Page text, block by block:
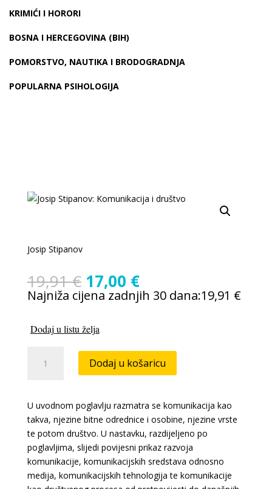
KRIMIĆI I HORORI
BOSNA I HERCEGOVINA (BIH)
POMORSTVO, NAUTIKA I BRODOGRADNJA
POPULARNA PSIHOLOGIJA
-15 %
Josip Stipanov
19,91€ Izvorna
cijena
je:
19,91 €.
17,00 €Trenutna
cijena
Najniža cijena zadnjih 30 dana:19,91 €
Dodaj u listu želja
Stipanov:
društvo
od
početaka
do
danas
količina
Dodaj u košaricu
U uvodnom poglavlju razmatra se komunikacija kao
takva, njezine bitne odrednice i osobine, njezine vrste
te potom društvo. U nastavku, razdijeljeno po
poglavljima, slijedi povijesni prikaz razvoja
komunikacije, komunikacijskih sredstava odnosno
medija, komunikacijskih tehnologija te komunikacije